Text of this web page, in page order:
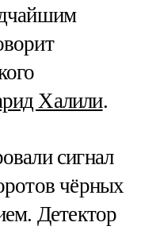
Халили.
сигнал
чёрных
Детектор